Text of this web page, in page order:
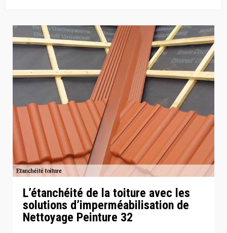
L’étanchéité de la toiture avec les
solutions d’imperméabilisation de
Nettoyage Peinture 32